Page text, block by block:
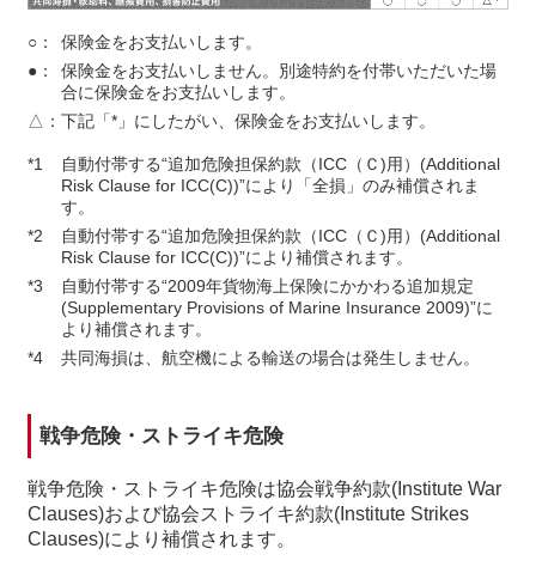
○：
保険金をお支払いします。
●：
保険金をお支払いしません。別途特約を付帯いただいた場
合に保険金をお支払いします。
△：下記「*」にしたがい、保険金をお支払いします。
*1
自動付帯する“追加危険担保約款（ICC（Ｃ)用）(Additional
Risk Clause for ICC(C))”により「全損」のみ補償されま
す。
*2
自動付帯する“追加危険担保約款（ICC（Ｃ)用）(Additional
Risk Clause for ICC(C))”により補償されます。
*3
自動付帯する“2009年貨物海上保険にかかわる追加規定
(Supplementary Provisions of Marine Insurance 2009)”に
より補償されます。
*4
共同海損は、航空機による輸送の場合は発生しません。
戦争危険・ストライキ危険
戦争危険・ストライキ危険は協会戦争約款(Institute War
Clauses)および協会ストライキ約款(Institute Strikes
Clauses)により補償されます。